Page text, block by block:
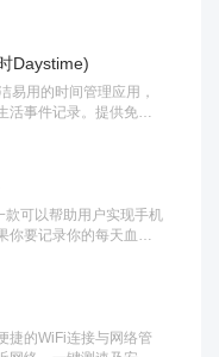
Daystime)
易用的时间管理应用，
活事件记录。提供免费
可以帮助用户实现手机
你要记录你的每天血糖
捷的WiFi连接与网络管